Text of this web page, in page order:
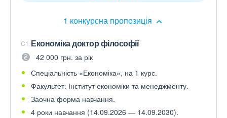
1 конкурсна пропозиція
C1 Економіка доктор філософії
42 000 грн. за рік
Спеціальність «Економіка», на 1 курс.
Факультет: Інститут економіки та менеджменту.
Заочна форма навчання.
4 роки навчання (14.09.2026 — 14.09.2030).